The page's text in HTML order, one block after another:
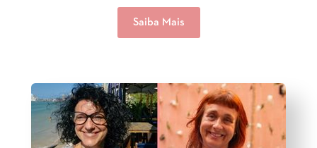
Saiba Mais